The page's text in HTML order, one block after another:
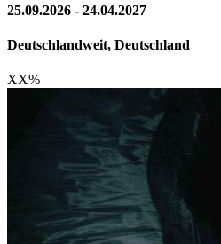
25.09.2026 - 24.04.2027
Deutschlandweit, Deutschland
XX%